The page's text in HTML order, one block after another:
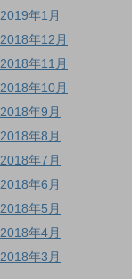
2019年1月
2018年12月
2018年11月
2018年10月
2018年9月
2018年8月
2018年7月
2018年6月
2018年5月
2018年4月
2018年3月